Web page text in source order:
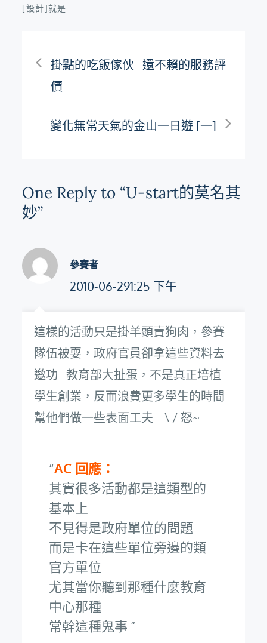
[設計]就是...
文
章
導
掛點的吃飯傢伙…還不賴的服務評
價
變化無常天氣的金山一日遊 [一]
One Reply to “U-start的莫名其
妙”
參賽者
2010-06-291:25 下午
這樣的活動只是掛羊頭賣狗肉，參賽
隊伍被耍，政府官員卻拿這些資料去
邀功…教育部大扯蛋，不是真正培植
學生創業，反而浪費更多學生的時間
幫他們做一些表面工夫… \ / 怒~
AC 回應：
其實很多活動都是這類型的
基本上
不見得是政府單位的問題
而是卡在這些單位旁邊的類
官方單位
尤其當你聽到那種什麼教育
中心那種
常幹這種鬼事